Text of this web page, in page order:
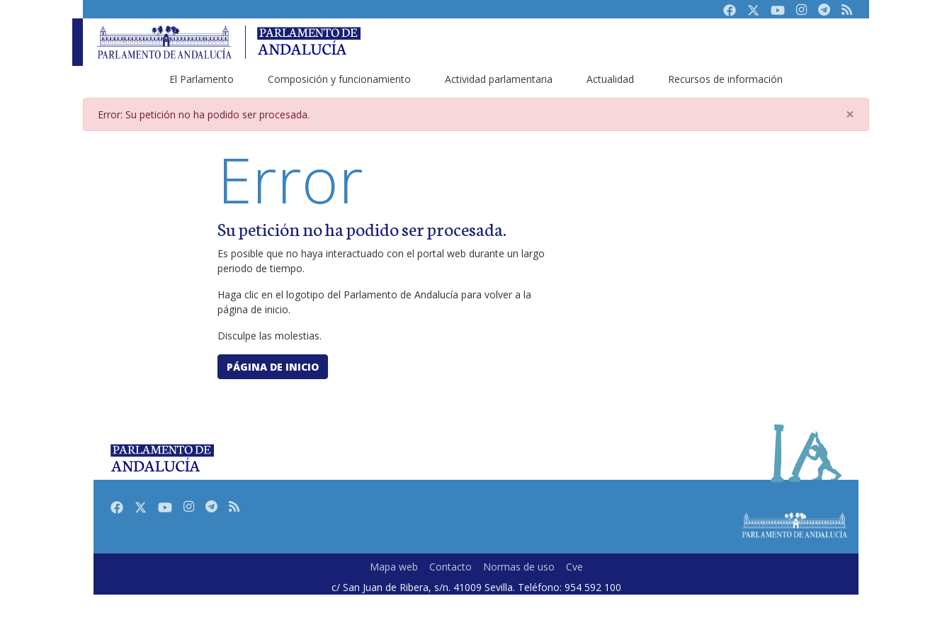
FacebookTwitterYoutubeInstagram
Telegram
RSS
El Parlamento Composición y funcionamiento Actividad parlamentaria Actualidad Recursos de información
Página de error
Error: Su petición no ha podido ser procesada. ×
Error
Su petición no ha podido ser procesada.
Es posible que no haya interactuado con el portal web durante un largo
periodo de tiempo.
Haga clic en el logotipo del Parlamento de Andalucía para volver a la
página de inicio.
Disculpe las molestias.
PÁGINA DE INICIO
FacebookTwitterYoutubeInstagram
Telegram
RSS
Mapa web Contacto Normas de uso
Cve
c/ San Juan de Ribera, s/n. 41009 Sevilla. Teléfono: 954 592 100